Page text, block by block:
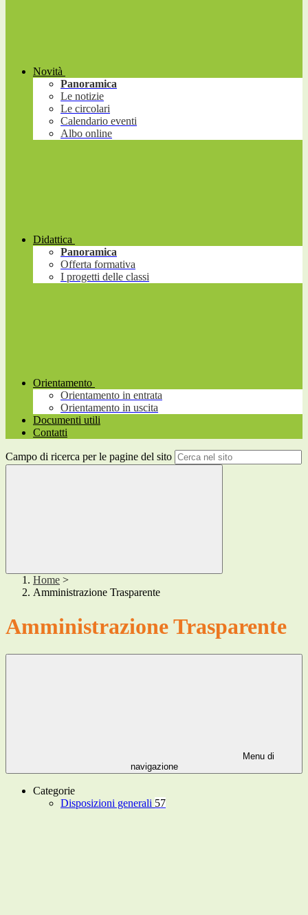
Novità
Panoramica
Le notizie
Le circolari
Calendario eventi
Albo online
Didattica
Panoramica
Offerta formativa
I progetti delle classi
Orientamento
Orientamento in entrata
Orientamento in uscita
Documenti utili
Contatti
Campo di ricerca per le pagine del sito
Home >
Amministrazione Trasparente
Amministrazione Trasparente
Menu di
navigazione
Categorie
Disposizioni generali 57